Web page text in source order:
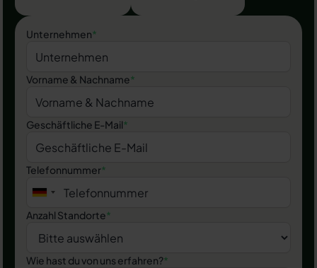
Unternehmen*
Vorname & Nachname*
Geschäftliche E-Mail*
Telefonnummer*
Anzahl Standorte*
Wie hast du von uns erfahren?*